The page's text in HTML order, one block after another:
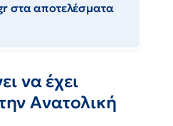
στα αποτελέσματα
να έχει
Ανατολική